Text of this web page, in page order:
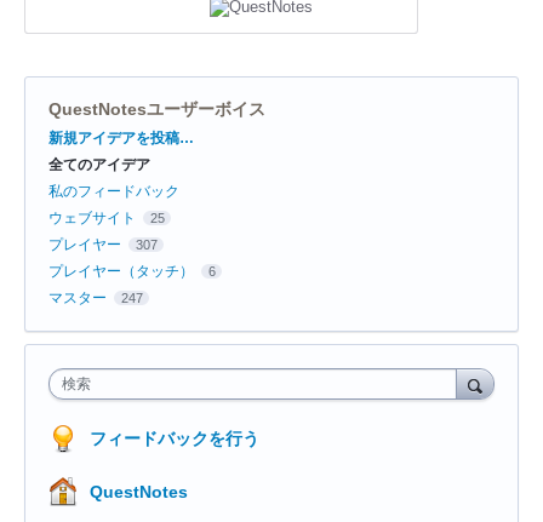
QuestNotesユーザーボイス
カ
ゴ
リ
新規アイデアを投稿…
全てのアイデア
私のフィードバック
ウェブサイト
25
プレイヤー 307
プレイヤー（タッチ） 6
マスター 247
検索
フィードバックを行う
QuestNotes